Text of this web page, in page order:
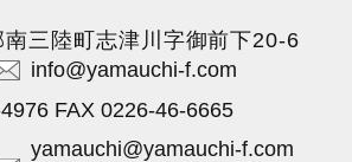
三陸町志津川字御前下20-6
info@yamauchi-f.com
FAX 0226-46-6665
yamauchi@yamauchi-f.com